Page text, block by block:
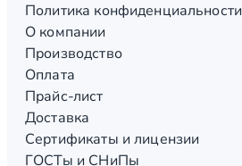
Политика конфиденциальности
О компании
Производство
Оплата
Прайс-лист
Доставка
Сертификаты и лицензии
ГОСТы и СНиПы